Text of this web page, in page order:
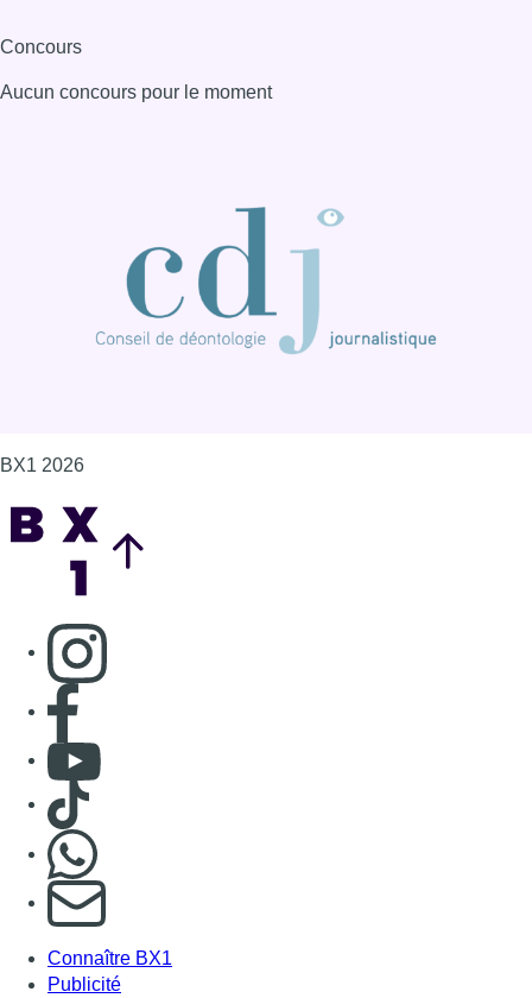
Concours
Aucun concours pour le moment
BX1 2026
Consulter page Instagram
Consulter page Facebook
Consulter Youtube
Consulter TikTok
S'abonner à notre newsletter
Connaître BX1
Publicité